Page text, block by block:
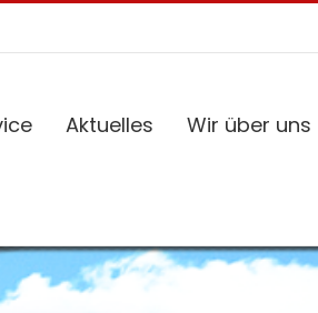
Aktuelles Wir über uns